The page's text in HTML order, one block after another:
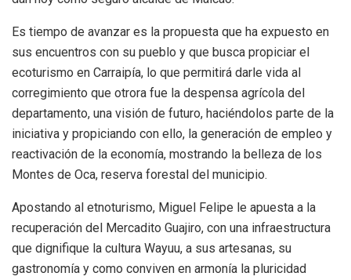
Es tiempo de avanzar es la propuesta que ha expuesto en
sus encuentros con su pueblo y que busca propiciar el
ecoturismo en Carraipía, lo que permitirá darle vida al
corregimiento que otrora fue la despensa agrícola del
departamento, una visión de futuro, haciéndolos parte de la
iniciativa y propiciando con ello, la generación de empleo y
reactivación de la economía, mostrando la belleza de los
Montes de Oca, reserva forestal del municipio.
Apostando al etnoturismo, Miguel Felipe le apuesta a la
recuperación del Mercadito Guajiro, con una infraestructura
que dignifique la cultura Wayuu, a sus artesanas, su
gastronomía y como conviven en armonía la pluricidad